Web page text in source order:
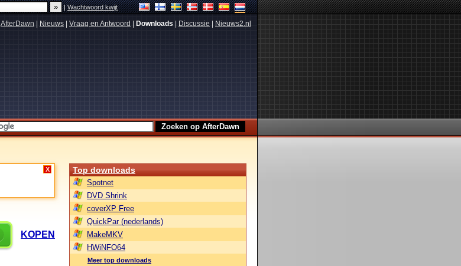
|Wachtwoord kwijt
AfterDawn Nieuws Vraag en Antwoord Downloads Discussie Nieuws2.nl
X
KOPEN
Top downloads
Spotnet
DVD Shrink
coverXP Free
QuickPar (nederlands)
MakeMKV
HWiNFO64
Meer top downloads